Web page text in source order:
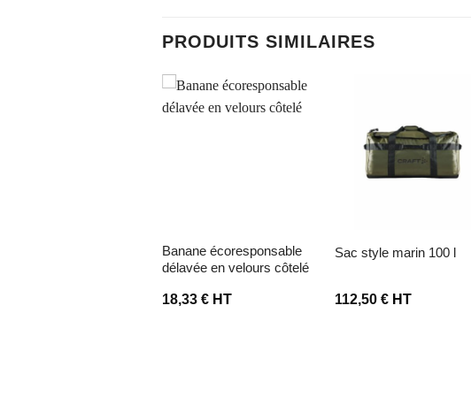
PRODUITS SIMILAIRES
banane écoresponsable
délavée en velours côtelé
18,33 €HT
Ajouter à la liste d’envies
sac style marin 100 l
112,50€ HT